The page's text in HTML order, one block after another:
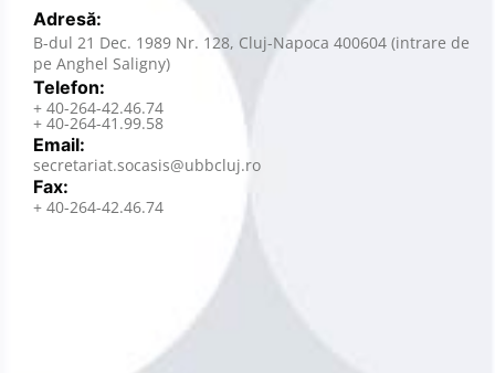
Adresă:
B-dul 21 Dec. 1989 Nr. 128, Cluj-Napoca 400604 (intrare de
pe Anghel Saligny)
Telefon:
+ 40-264-42.46.74
+ 40-264-41.99.58
Email:
secretariat.socasis@ubbcluj.ro
Fax:
+ 40-264-42.46.74